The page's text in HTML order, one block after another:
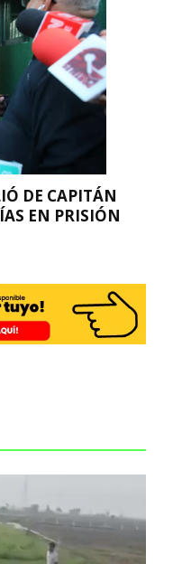
DE CAPITÁN
EN PRISIÓN